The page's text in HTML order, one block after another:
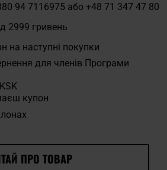
94 7116975 або +48 71 347 47 80
2999 гривень
на наступні покупки
для членів Програми
купон
ПРО ТОВАР